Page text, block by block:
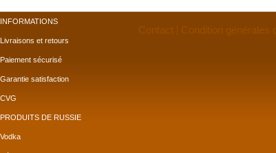
INFORMATIONS
Livraisons et retours
Paiement sécurisé
Garantie satisfaction
CVG
PRODUITS DE RUSSIE
Vodka
Contact Condition générales